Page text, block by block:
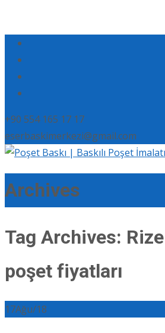
+90 554 165 17 17
eserbaskimerkezi@gmail.com
Archives
Tag Archives:
poşet fiyatları
17Ağu/18